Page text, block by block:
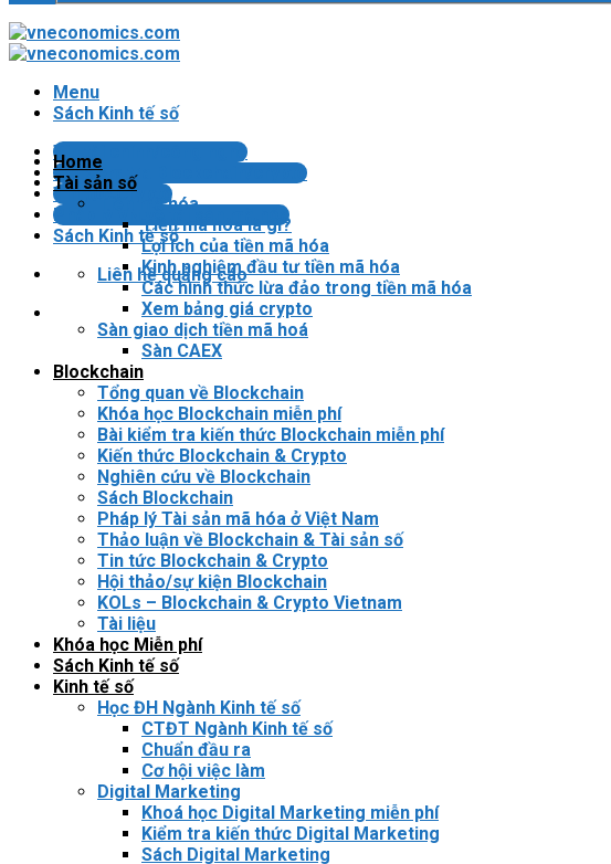
Menu
Sách Kinh tế số
Tin tài chính/công nghệ
Bài kiểm tra Blockchain/crypto
Tin tức Crypto
Pháp lý VN về tài sản mã hóa
Sách Kinh tế số
Liên hệ quảng cáo
Home
Tài sản số
Tiền mã hóa
Tiền mã hóa là gì?
Lợi ích của tiền mã hóa
Kinh nghiệm đầu tư tiền mã hóa
Các hình thức lừa đảo trong tiền mã hóa
Xem bảng giá crypto
Sàn giao dịch tiền mã hoá
Sàn CAEX
Blockchain
Tổng quan về Blockchain
Khóa học Blockchain miễn phí
Bài kiểm tra kiến thức Blockchain miễn phí
Kiến thức Blockchain & Crypto
Nghiên cứu về Blockchain
Sách Blockchain
Pháp lý Tài sản mã hóa ở Việt Nam
Thảo luận về Blockchain & Tài sản số
Tin tức Blockchain & Crypto
Hội thảo/sự kiện Blockchain
KOLs – Blockchain & Crypto Vietnam
Tài liệu
Khóa học Miễn phí
Sách Kinh tế số
Kinh tế số
Học ĐH Ngành Kinh tế số
CTĐT Ngành Kinh tế số
Chuẩn đầu ra
Cơ hội việc làm
Digital Marketing
Khoá học Digital Marketing miễn phí
Kiểm tra kiến thức Digital Marketing
Sách Digital Marketing